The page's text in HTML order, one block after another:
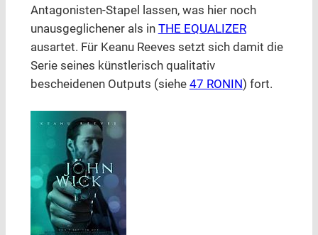
Antagonisten-Stapel lassen, was hier noch
unausgeglichener als in THE EQUALIZER
ausartet. Für Keanu Reeves setzt sich damit die
Serie seines künstlerisch qualitativ
bescheidenen Outputs (siehe 47 RONIN) fort.